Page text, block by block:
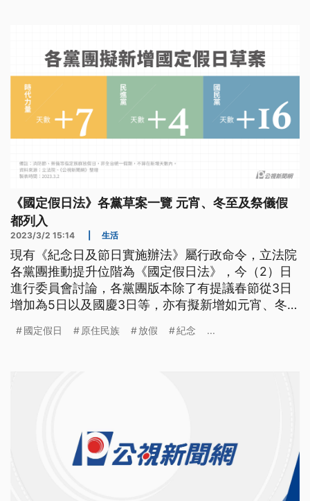
《國定假日法》各黨草案一覽 元宵、冬至及祭儀假
都列入
2023/3/2 15:14 生活
現有《紀念日及節日實施辦法》屬行政命令，立法院
各黨團推動提升位階為《國定假日法》，今（2）日
進行委員會討論，各黨團版本除了有提議春節從3日
增加為5日以及國慶3日等，亦有擬新增如元宵、冬
版本綜合計算，扣除消防節、祭儀等非全台統一假
國定假日 原住民族 放假 紀念 ...